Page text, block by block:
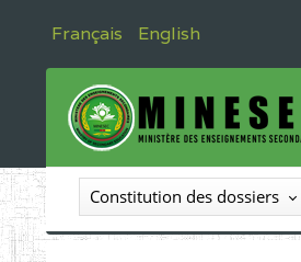
Français English
Constitution des dossiers